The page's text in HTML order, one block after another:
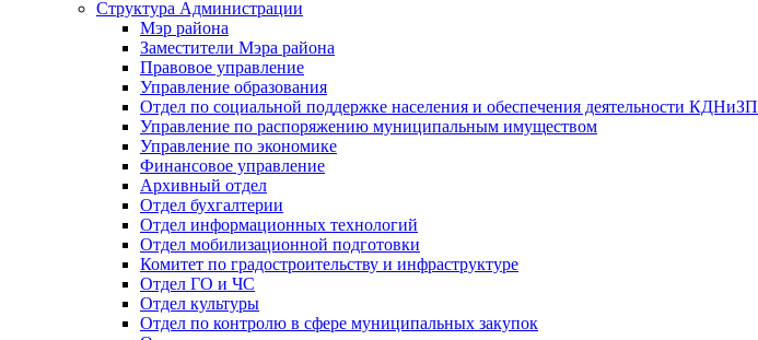
Структура Администрации
Мэр района
Заместители Мэра района
Правовое управление
Управление образования
Отдел по социальной поддержке населения и обеспечения деятельности КДНиЗП
Управление по распоряжению муниципальным имуществом
Управление по экономике
Финансовое управление
Архивный отдел
Отдел бухгалтерии
Отдел информационных технологий
Отдел мобилизационной подготовки
Комитет по градостроительству и инфраструктуре
Отдел ГО и ЧС
Отдел культуры
Отдел по контролю в сфере муниципальных закупок